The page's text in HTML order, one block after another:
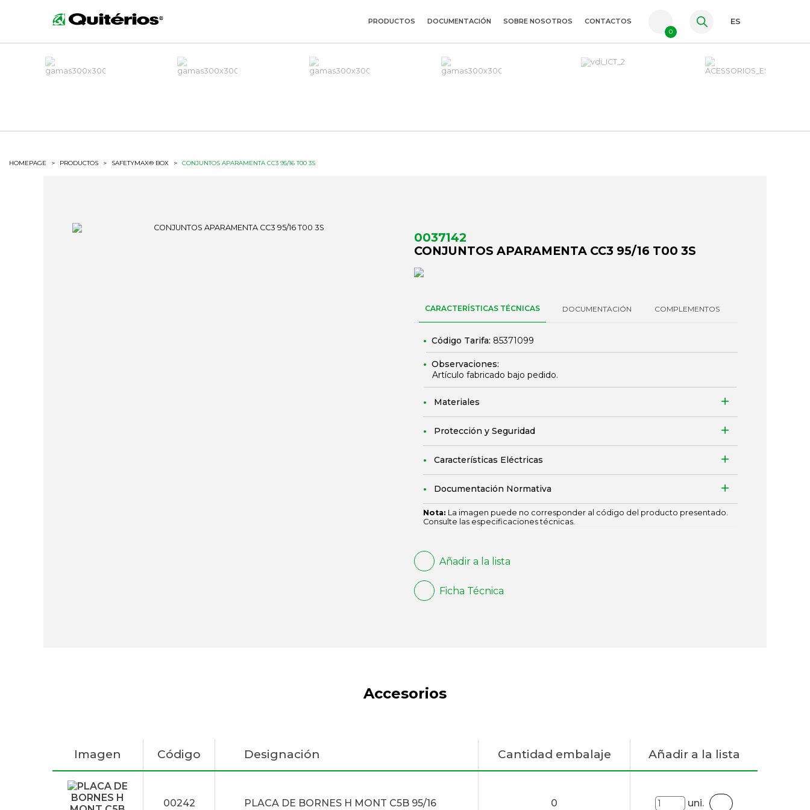
FR
PRODUCTOS DOCUMENTACIÓN SOBRE NOSOTROS CONTACTOS
0
ES
HOMEPAGE > PRODUCTOS > SAFETYMAX® BOX > CONJUNTOS APARAMENTA CC3 95/16 T00 3S
0037142
CONJUNTOS APARAMENTA CC3 95/16 T00 3S
CARACTERÍSTICAS TÉCNICAS DOCUMENTACIÓN COMPLEMENTOS
Código Tarifa: 85371099
Observaciones:
Artículo fabricado bajo pedido.
Materiales
Protección y Seguridad
Características Eléctricas
Documentación Normativa
Nota: La imagen puede no corresponder al código del producto presentado.
Consulte las especificaciones técnicas.
Añadir a la lista
Ficha Técnica
Accesorios
Imagen Código Designación Cantidad embalaje Añadir a la lista
00242 PLACA DE BORNES H MONT C5B 95/16 0 uni.